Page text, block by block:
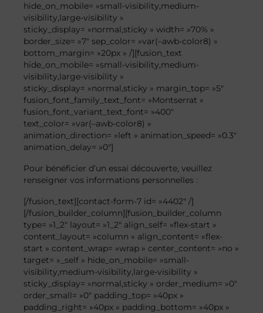
hide_on_mobile= »small-visibility,medium-
visibility,large-visibility »
sticky_display= »normal,sticky » width= »70% »
border_size= »7″ sep_color= »var(–awb-color8) »
bottom_margin= »20px » /][fusion_text
hide_on_mobile= »small-visibility,medium-
visibility,large-visibility »
sticky_display= »normal,sticky » margin_top= »5″
fusion_font_family_text_font= »Montserrat »
fusion_font_variant_text_font= »400″
text_color= »var(–awb-color8) »
animation_direction= »left » animation_speed= »0.3″
animation_delay= »0″]
Pour bénéficier d’un essai découverte, veuillez
renseigner vos informations personnelles :
[/fusion_text][contact-form-7 id= »4402″ /]
[/fusion_builder_column][fusion_builder_column
type= »1_2″ layout= »1_2″ align_self= »flex-start »
content_layout= »column » align_content= »flex-
start » content_wrap= »wrap » center_content= »no »
target= »_self » hide_on_mobile= »small-
visibility,medium-visibility,large-visibility »
sticky_display= »normal,sticky » order_medium= »0″
order_small= »0″ padding_top= »40px »
padding_right= »40px » padding_bottom= »40px »